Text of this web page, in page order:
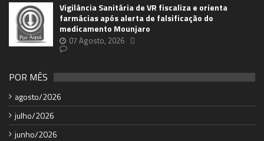
Vigilância Sanitária de VR fiscaliza e orienta
farmácias após alerta de falsificação do
medicamento Mounjaro
07 Agosto, 2026
POR MÊS
agosto/2026
julho/2026
junho/2026